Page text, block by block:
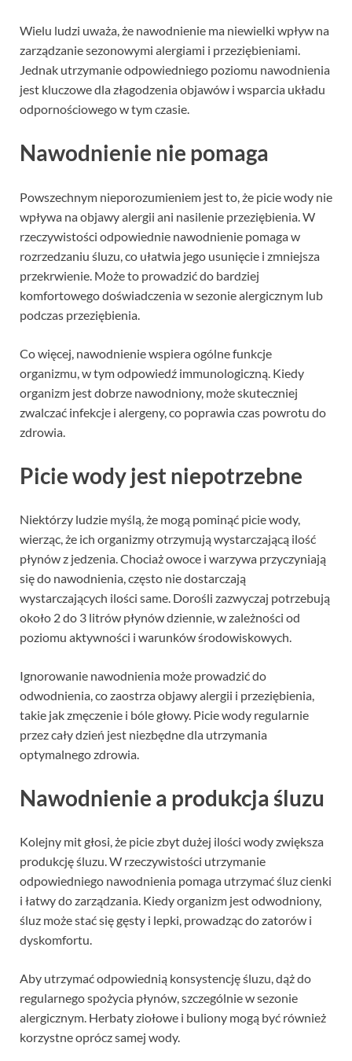
Wielu ludzi uważa, że nawodnienie ma niewielki wpływ na
zarządzanie sezonowymi alergiami i przeziębieniami.
Jednak utrzymanie odpowiedniego poziomu nawodnienia
jest kluczowe dla złagodzenia objawów i wsparcia układu
odpornościowego w tym czasie.
Nawodnienie nie pomaga
Powszechnym nieporozumieniem jest to, że picie wody nie
wpływa na objawy alergii ani nasilenie przeziębienia. W
rzeczywistości odpowiednie nawodnienie pomaga w
rozrzedzaniu śluzu, co ułatwia jego usunięcie i zmniejsza
przekrwienie. Może to prowadzić do bardziej
komfortowego doświadczenia w sezonie alergicznym lub
podczas przeziębienia.
Co więcej, nawodnienie wspiera ogólne funkcje
organizmu, w tym odpowiedź immunologiczną. Kiedy
organizm jest dobrze nawodniony, może skuteczniej
zwalczać infekcje i alergeny, co poprawia czas powrotu do
zdrowia.
Picie wody jest niepotrzebne
Niektórzy ludzie myślą, że mogą pominąć picie wody,
wierząc, że ich organizmy otrzymują wystarczającą ilość
płynów z jedzenia. Chociaż owoce i warzywa przyczyniają
się do nawodnienia, często nie dostarczają
wystarczających ilości same. Dorośli zazwyczaj potrzebują
około 2 do 3 litrów płynów dziennie, w zależności od
poziomu aktywności i warunków środowiskowych.
Ignorowanie nawodnienia może prowadzić do
odwodnienia, co zaostrza objawy alergii i przeziębienia,
takie jak zmęczenie i bóle głowy. Picie wody regularnie
przez cały dzień jest niezbędne dla utrzymania
optymalnego zdrowia.
Nawodnienie a produkcja śluzu
Kolejny mit głosi, że picie zbyt dużej ilości wody zwiększa
produkcję śluzu. W rzeczywistości utrzymanie
odpowiedniego nawodnienia pomaga utrzymać śluz cienki
i łatwy do zarządzania. Kiedy organizm jest odwodniony,
śluz może stać się gęsty i lepki, prowadząc do zatorów i
dyskomfortu.
Aby utrzymać odpowiednią konsystencję śluzu, dąż do
regularnego spożycia płynów, szczególnie w sezonie
alergicznym. Herbaty ziołowe i buliony mogą być również
korzystne oprócz samej wody.